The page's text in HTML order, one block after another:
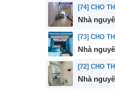
Nhà
Nhà
Nhà